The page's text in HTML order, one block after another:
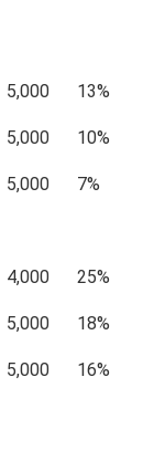
5,000 13%
5,000 10%
5,000 7%
4,000 25%
5,000 18%
5,000 16%